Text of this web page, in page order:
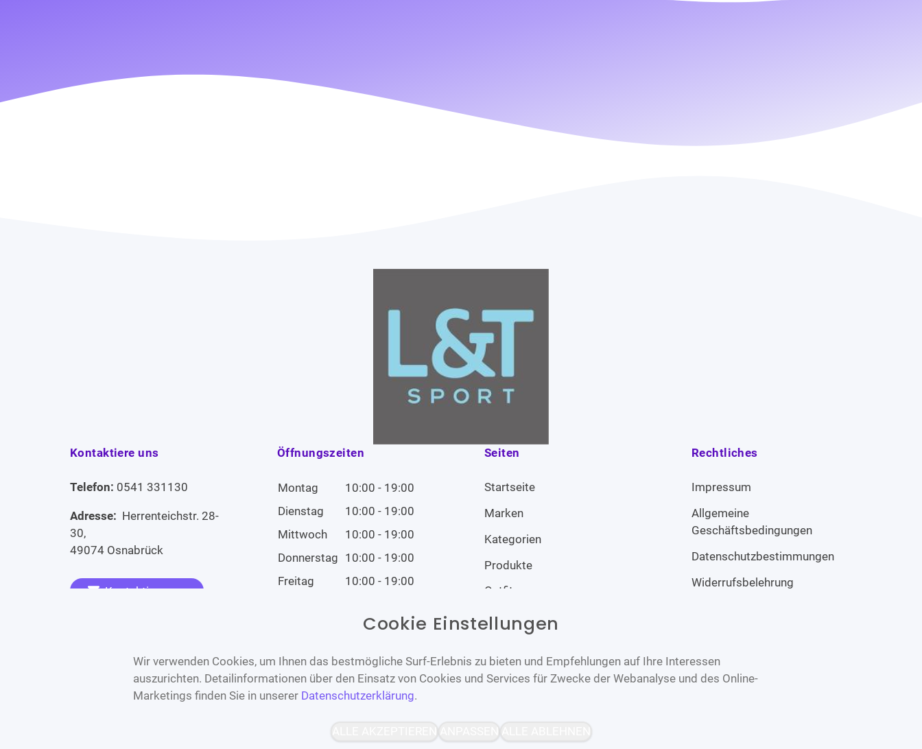
Kontaktiere uns
Telefon: 0541 331130
Adresse: Herrenteichstr. 28-
30,
49074 Osnabrück
Kontaktiere uns
Öffnungszeiten
Montag
10:00 - 19:00
Dienstag
10:00 - 19:00
Mittwoch
10:00 - 19:00
Donnerstag 10:00 - 19:00
Freitag
10:00 - 19:00
Geschlossen
Seiten
Startseite
Marken
Kategorien
Produkte
Outfits
Rechtliches
Impressum
Allgemeine
Geschäftsbedingungen
Datenschutzbestimmungen
Widerrufsbelehrung
Bereitgestellt von
Cookie Einstellungen
Wir verwenden Cookies, um Ihnen das bestmögliche Surf-Erlebnis zu bieten und Empfehlungen auf Ihre Interessen
auszurichten. Detailinformationen über den Einsatz von Cookies und Services für Zwecke der Webanalyse und des Online-
Marketings finden Sie in unserer Datenschutzerklärung.
ALLE AKZEPTIEREN ANPASSEN ALLE ABLEHNEN